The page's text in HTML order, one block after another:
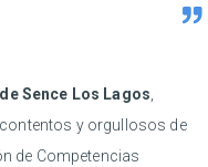
Sence Los Lagos
y orgullosos de
de Competencias